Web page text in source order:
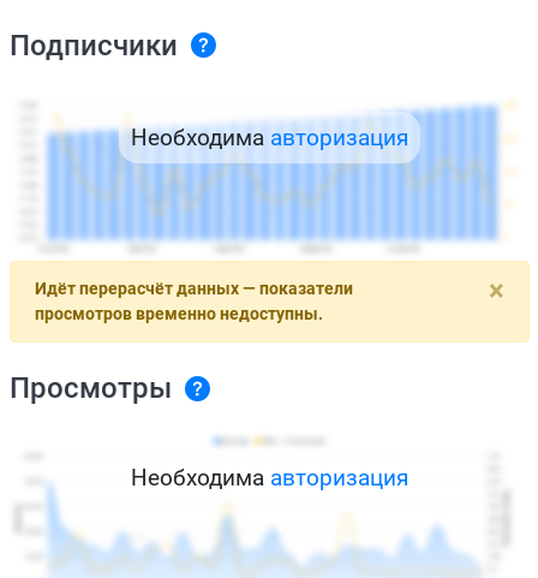
Подписчики
Необходима авторизация
×
Идёт перерасчёт данных — показатели
просмотров временно недоступны.
Просмотры
Необходима авторизация